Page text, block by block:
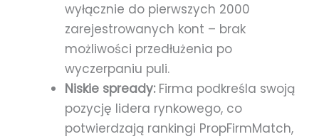
wyłącznie do pierwszych 2000
zarejestrowanych kont – brak
możliwości przedłużenia po
wyczerpaniu puli.
Niskie spready:Firma podkreśla swoją
pozycję lidera rynkowego, co
potwierdzają rankingi PropFirmMatch,